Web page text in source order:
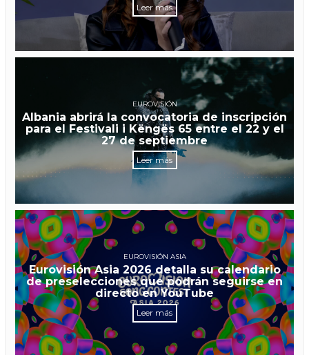
Leer más
EUROVISIÓN
Albania abrirá la convocatoria de inscripción
para el Festivali i Këngës 65 entre el 22 y el
27 de septiembre
Leer más
EUROVISIÓN ASIA
Eurovisión Asia 2026 detalla su calendario
de preselecciones que podrán seguirse en
directo en YouTube
Leer más